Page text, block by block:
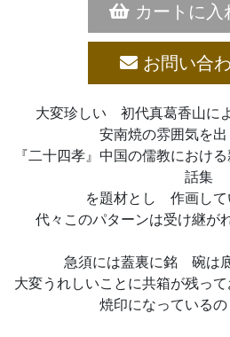
カートに
お問い合
大変珍しい 初代真葛香山に
安南焼の雰囲気を
『二十四孝』中国の儒教におけ
話集
を題材とし 作画して
代々このパターンは受け継
急須には蓋裏に銘 碗は
大変うれしいことに共箱が残っ
焼印になっている